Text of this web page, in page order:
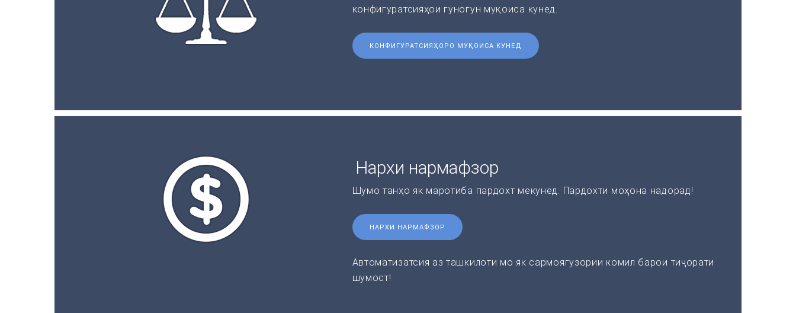
конфигуратсияҳои гуногун муқоиса кунед.
КОНФИГУРАТСИЯҲОРО МУҚОИСА КУНЕД
Нархи нармафзор
Шумо танҳо як маротиба пардохт мекунед. Пардохти моҳона надорад!
НАРХИ НАРМАФЗОР
Автоматизатсия аз ташкилоти мо як сармоягузории комил барои тиҷорати
шумост!